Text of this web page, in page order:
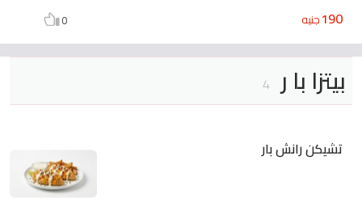
190جنيه 0
بيتزا با ر 4
تشيكن رانش بار